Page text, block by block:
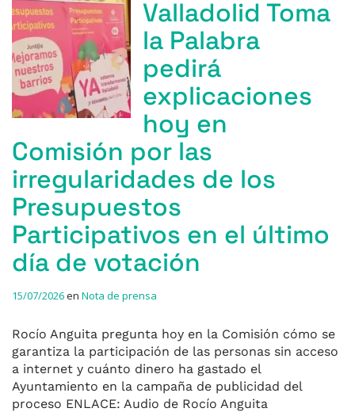
Valladolid Toma
la Palabra
pedirá
explicaciones
hoy en
Comisión por las
irregularidades de los
Presupuestos
Participativos en el último
día de votación
15/07/2026en Nota de prensa
Rocío Anguita pregunta hoy en la Comisión cómo se
garantiza la participación de las personas sin acceso
a internet y cuánto dinero ha gastado el
Ayuntamiento en la campaña de publicidad del
proceso ENLACE: Audio de Rocío Anguita